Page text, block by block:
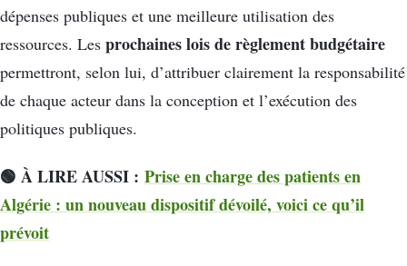
dépenses publiques et une meilleure utilisation des
ressources. Les prochaines lois de règlement budgétaire
permettront, selon lui, d’attribuer clairement la responsabilité
de chaque acteur dans la conception et l’exécution des
politiques publiques.
🟢 À LIRE AUSSI : Prise en charge des patients en
Algérie : un nouveau dispositif dévoilé, voici ce qu’il
prévoit